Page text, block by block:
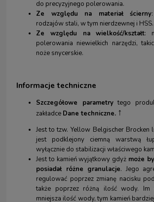
do precyzyjnego polerowania.
Ze względu na materiał ścierny
rodzajów stali, w tym nierdzewnej i HSS.
Ze względu na
wielkość/kształt:
polerowania niewielkich narzędzi,
noże snycerskie.
Informacje techniczne
Szczegółowe parametrytego
zakładce Dane techniczne. ↑
Jest to tzw. Yellow Belgischer Brocken
jest podklejony ciemną warstwą
wyłącznie do stabilizacji właściwego
Jest to kamień wyjątkowy gdyż może
posiadał różne granulacje. Jego
regulować poprzez zmianę nacisku
także poprzez różną ilość wody. Im
mniejsza ilość wody, tym kamień